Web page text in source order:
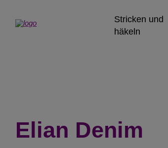
Stricken und
häkeln
Elian Denim